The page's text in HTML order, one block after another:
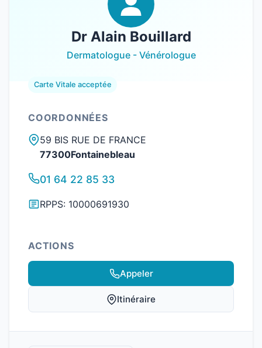
Dr Alain Bouillard
Dermatologue - Vénérologue
Carte Vitale acceptée
COORDONNÉES
59 BIS RUE DE FRANCE
77300Fontainebleau
01 64 22 85 33
RPPS: 10000691930
ACTIONS
Appeler
Itinéraire